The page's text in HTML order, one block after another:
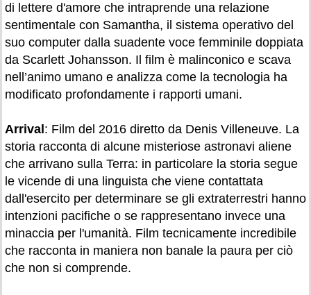
di lettere d'amore che intraprende una relazione
sentimentale con Samantha, il sistema operativo del
suo computer dalla suadente voce femminile doppiata
da Scarlett Johansson. Il film è malinconico e scava
nell’animo umano e analizza come la tecnologia ha
modificato profondamente i rapporti umani.
Arrival : Film del 2016 diretto da Denis Villeneuve. La
storia racconta di alcune misteriose astronavi aliene
che arrivano sulla Terra: in particolare la storia segue
le vicende di una linguista che viene contattata
dall'esercito per determinare se gli extraterrestri hanno
intenzioni pacifiche o se rappresentano invece una
minaccia per l'umanità. Film tecnicamente incredibile
che racconta in maniera non banale la paura per ciò
che non si comprende.